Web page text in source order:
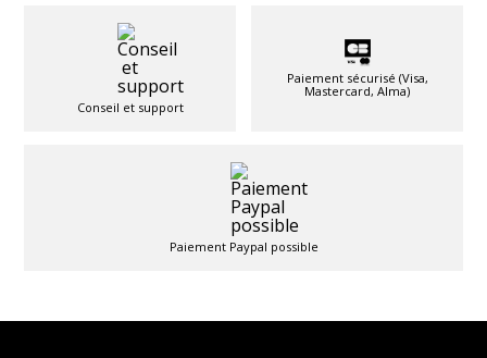
Conseil et support
Paiement sécurisé (Visa,
Mastercard, Alma)
Paiement Paypal possible